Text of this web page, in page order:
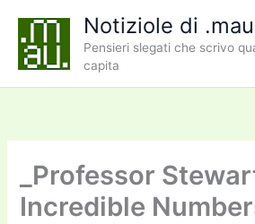
contenuto
Notiziole di
Pensieri slegati che scrivo
capita
_Professor
Incredible